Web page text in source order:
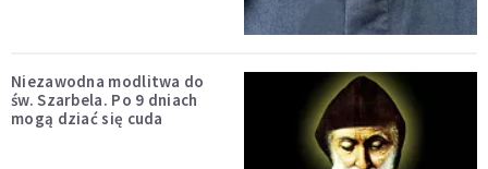
Niezawodna modlitwa do
św. Szarbela. Po 9 dniach
mogą dziać się cuda